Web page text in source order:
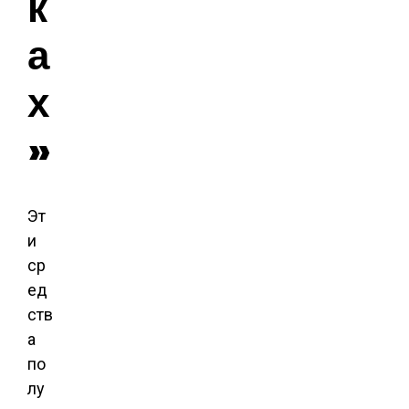
а
х
»
Эт
и
ср
ед
ств
а
по
лу